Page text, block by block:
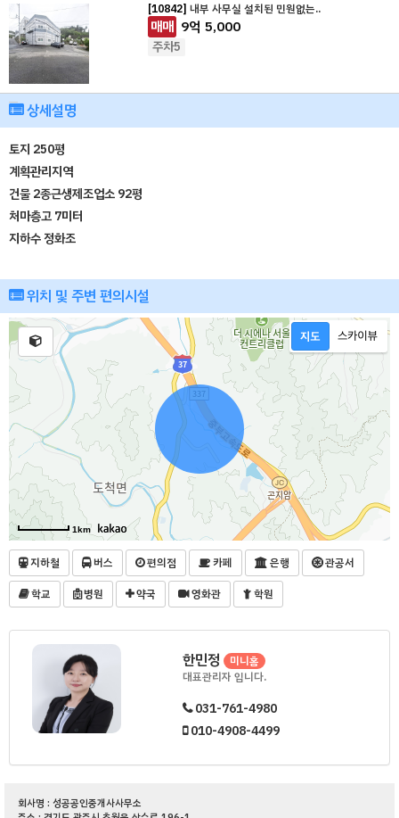
[10842] 내부 사무실 설치된 민원없는..
매매 9억 5,000
주차5
상세설명
토지 250평
계획관리지역
건물 2종근생제조업소 92평
처마층고 7미터
지하수 정화조
위치 및 주변 편의시설
1km
지하철 버스 편의점 카페 은행
관공서
학교
병원 약국 영화관 학원
한민정 미니홈
대표관리자 입니다.
031-761-4980
010-4908-4499
회사명 : 성공공인중개사사무소